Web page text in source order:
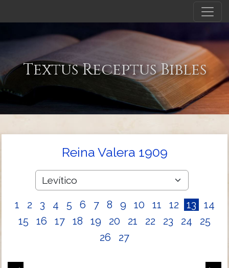
Textus Receptus Bibles
Reina Valera 1909
1 2 3 4 5 6 7 8 9 10 11 12 13
14
15
16 17 18 19 20 21 22 23 24
25
26
27